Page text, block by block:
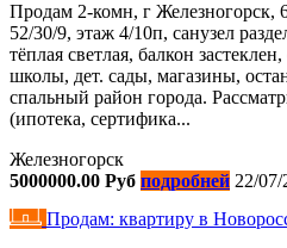
Продам 2-комн, г
52/30/9, этаж 4/10п, санузел
тёплая светлая, балкон
школы, дет. сады, магазины,
спальный район города.
(ипотека, сертифика...
Железногорск
5000000.00 Руб подробней 22/07/
Продам: квартиру в